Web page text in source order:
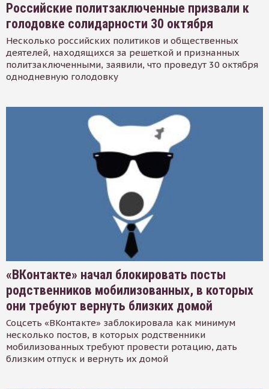
Российские политзаключенные призвали к
голодовке солидарности 30 октября
Несколько российских политиков и общественных
деятелей, находящихся за решеткой и признанных
политзаключенными, заявили, что проведут 30 октября
однодневную голодовку
«ВКонтакте» начал блокировать посты
родственников мобилизованных, в которых
они требуют вернуть близких домой
Соцсеть «ВКонтакте» заблокировала как минимум
несколько постов, в которых родственники
мобилизованных требуют провести ротацию, дать
близким отпуск и вернуть их домой